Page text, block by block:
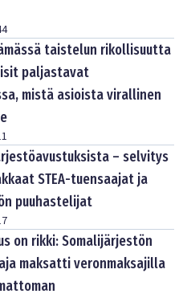
taistelun rikollisuutta
paljastavat
mistä asioista virallinen
– selvitys
STEA-tuensaajat ja
puuhastelijat
on rikki: Somalijärjestön
maksatti veronmaksajilla